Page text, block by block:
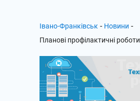
Івано-Франківськ - Новини -
Планові профілактичні роботи